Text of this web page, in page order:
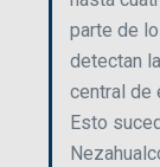
parte de
detectan
central de
Esto